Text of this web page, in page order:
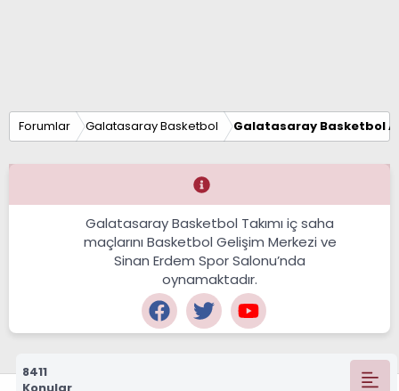
Forumlar Galatasaray Basketbol Galatasaray Basketbol
Galatasaray Basketbol Takımı iç saha
maçlarını Basketbol Gelişim Merkezi ve
Sinan Erdem Spor Salonu’nda
oynamaktadır.
8411
Konular